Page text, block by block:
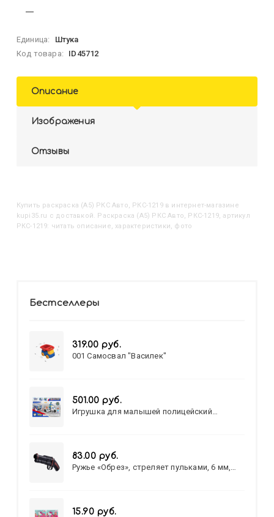
Единица:
Штука
Код товара:
ID45712
Описание
Изображения
Отзывы
Купить Раскраска (А5) РКС Авто, РКС-1219в интернет-магазине
kupi35.ru с доставкой. Раскраска (А5) РКС Авто, РКС-1219, артикул
РКС-1219: читать описание, характеристики, фото
Бестселлеры
319.00 руб.
001 Самосвал "Василек"
501.00 руб.
Игрушка для малышей полицейский
83.00 руб.
Ружье «Обрез», стреляет пульками, 6 мм,
15.90 руб.